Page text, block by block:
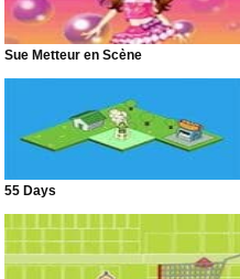
Sue Metteur en Scène
55 Days